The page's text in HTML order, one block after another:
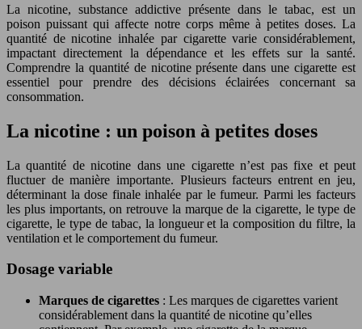
La nicotine, substance addictive présente dans le tabac, est un
poison puissant qui affecte notre corps même à petites doses. La
quantité de nicotine inhalée par cigarette varie considérablement,
impactant directement la dépendance et les effets sur la santé.
Comprendre la quantité de nicotine présente dans une cigarette est
essentiel pour prendre des décisions éclairées concernant sa
consommation.
La nicotine : un poison à petites doses
La quantité de nicotine dans une cigarette n’est pas fixe et peut
fluctuer de manière importante. Plusieurs facteurs entrent en jeu,
déterminant la dose finale inhalée par le fumeur. Parmi les facteurs
les plus importants, on retrouve la marque de la cigarette, le type de
cigarette, le type de tabac, la longueur et la composition du filtre, la
ventilation et le comportement du fumeur.
Dosage variable
Marques de cigarettes : Les marques de cigarettes varient
considérablement dans la quantité de nicotine qu’elles